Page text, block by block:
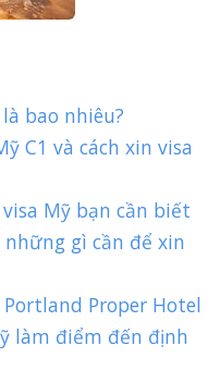
bao nhiêu?
C1 và cách xin visa
Mỹ bạn cần biết
gì cần để xin
Proper Hotel
làm điểm đến định